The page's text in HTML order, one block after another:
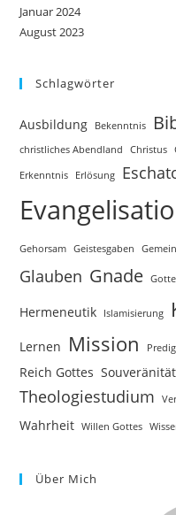
Januar 2024
August 2023
Schlagwörter
Ausbildung Bekenntnis
christliches Abendland Christus
Erkenntnis Erlösung
Gehorsam Geistesgaben
Glauben Gnade
Hermeneutik Islamisierung
Lernen Mission
Reich Gottes
Theologiestudium
Wahrheit Willen Gottes
Über Mich